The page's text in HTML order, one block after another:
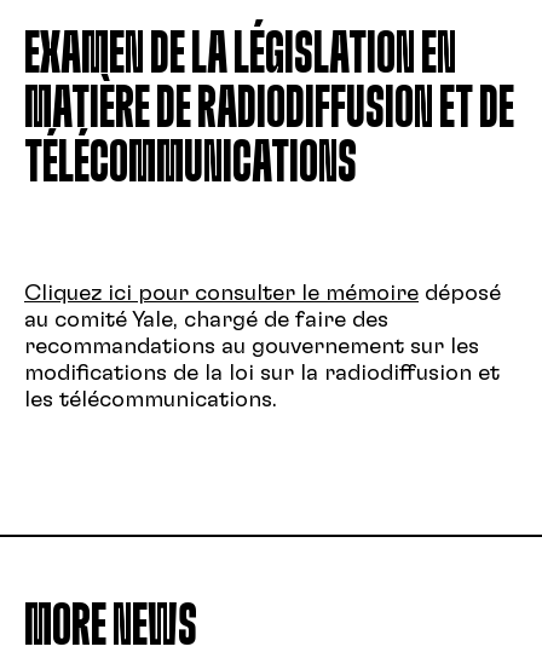
EXAMEN DE LA LÉGISLATION EN
MATIÈRE DE RADIODIFFUSION ET DE
TÉLÉCOMMUNICATIONS
Cliquez ici pour consulter le mémoire déposé
au comité Yale, chargé de faire des
recommandations au gouvernement sur les
modifications de la loi sur la radiodiffusion et
les télécommunications.
MORE NEWS